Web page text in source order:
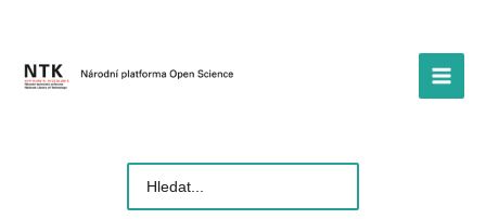
obsah
Main
pro: